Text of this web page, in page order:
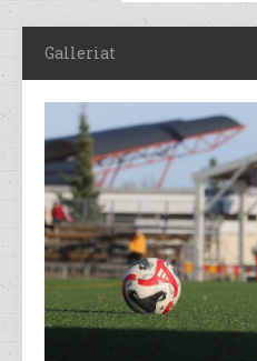
Galleriat